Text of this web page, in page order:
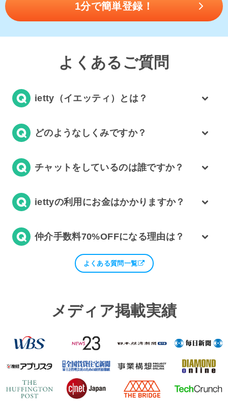
1分で簡単登録！
よくあるご質問
ietty（イエッティ）とは？
どのようなしくみですか？
チャットをしているのは誰ですか？
iettyの利用にお金はかかりますか？
仲介手数料70%OFFになる理由は？
よくある質問一覧
メディア掲載実績